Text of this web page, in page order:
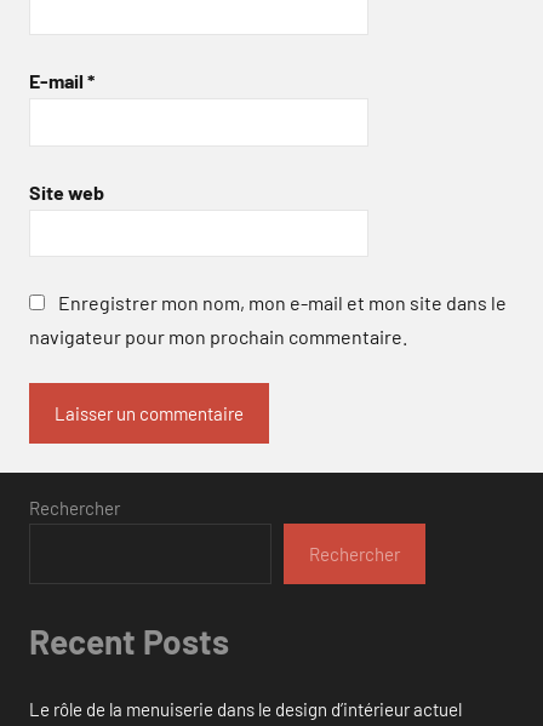
E-mail *
Site web
Enregistrer mon nom, mon e-mail et mon site dans le
navigateur pour mon prochain commentaire.
Rechercher
Rechercher
Recent Posts
Le rôle de la menuiserie dans le design d’intérieur actuel